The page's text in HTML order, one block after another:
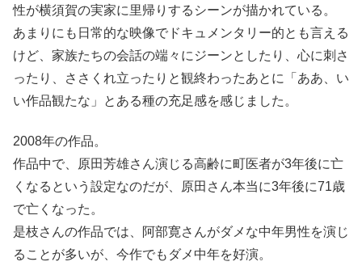
性が横須賀の実家に里帰りするシーンが描かれている。
あまりにも日常的な映像でドキュメンタリー的とも言える
けど、家族たちの会話の端々にジーンとしたり、心に刺さ
ったり、ささくれ立ったりと観終わったあとに「ああ、い
い作品観たな」とある種の充足感を感じました。
2008年の作品。
作品中で、原田芳雄さん演じる高齢に町医者が3年後に亡
くなるという設定なのだが、原田さん本当に3年後に71歳
で亡くなった。
是枝さんの作品では、阿部寛さんがダメな中年男性を演じ
ることが多いが、今作でもダメ中年を好演。